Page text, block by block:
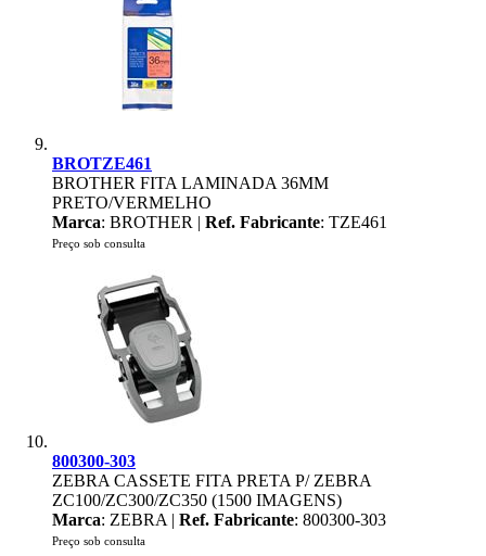
BROTZE461
BROTHER FITA LAMINADA 36MM
PRETO/VERMELHO
Marca: BROTHER | Ref. Fabricante: TZE461
Preço sob consulta
800300-303
ZEBRA CASSETE FITA PRETA P/ ZEBRA
ZC100/ZC300/ZC350 (1500 IMAGENS)
Marca: ZEBRA | Ref. Fabricante: 800300-303
Preço sob consulta